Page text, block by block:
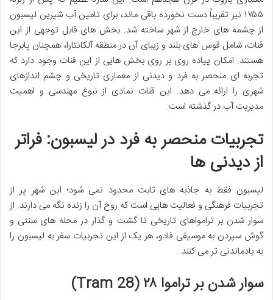
۱۷۵۵ نیز تقریباً دست نخورده باقی ماند، برای تامین آب شیرین لیسبون
از چشمه های خارج از شهر ساخته شد. بخش های قابل توجهی از این
قنات، شامل قوس های بلند و زیبای آن در منطقه آلکانتارا، همچنان پابرجا
هستند. امکان پیاده روی بر روی بخش هایی از این قنات وجود دارد که
تجربه ای منحصر به فرد و دیدنی از معماری تاریخی و چشم اندازهای
شهری را ارائه می دهد. این قنات نمادی از نبوغ مهندسی و اهمیت
مدیریت آب در گذشته است.
تجربیات منحصر به فرد در لیسبون: فراتر
از دیدنی ها
لیسبون فقط به جاذبه های ثابت محدود نمی شود؛ این شهر پر از
تجربیات فرهنگی و فعالیت هایی است که روح آن را زنده نگه می دارند. از
سوار شدن بر ترامواهای تاریخی تا گشت و گذار در محله های سنتی و
گوش سپردن به موسیقی فادو، هر یک از این تجربیات سفر به لیسبون را
به یادماندنی تر می کنند.
سوار شدن بر تراموا ۲۸ (Tram 28)